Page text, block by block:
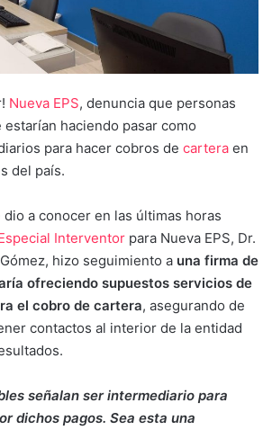
Nueva EPS, denuncia que personas
haciendo pasar como
para hacer cobros de cartera en
del país.
a conocer en las últimas horas
Interventor para Nueva EPS, Dr.
hizo seguimiento a una firma de
ofreciendo supuestos servicios de
el cobro de cartera, asegurando de
contactos al interior de la entidad
señalan ser intermediario para
dichos pagos. Sea esta una